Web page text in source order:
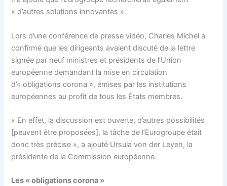
« d’autres solutions innovantes ».
Lors d’une conférence de presse vidéo, Charles Michel a
confirmé que les dirigeants avaient discuté de la lettre
signée par neuf ministres et présidents de l’Union
européenne demandant la mise en circulation
d’« obligations corona », émises par les institutions
européennes au profit de tous les États membres.
« En effet, la discussion est ouverte, d’autres possibilités
[peuvent être proposées], la tâche de l’Eurogroupe était
donc très précise », a ajouté Ursula von der Leyen, la
présidente de la Commission européenne.
Les « obligations corona »